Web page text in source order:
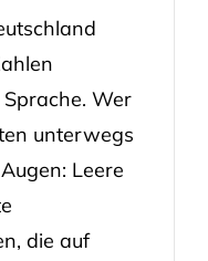
Wer
unterwegs
Leere
die auf